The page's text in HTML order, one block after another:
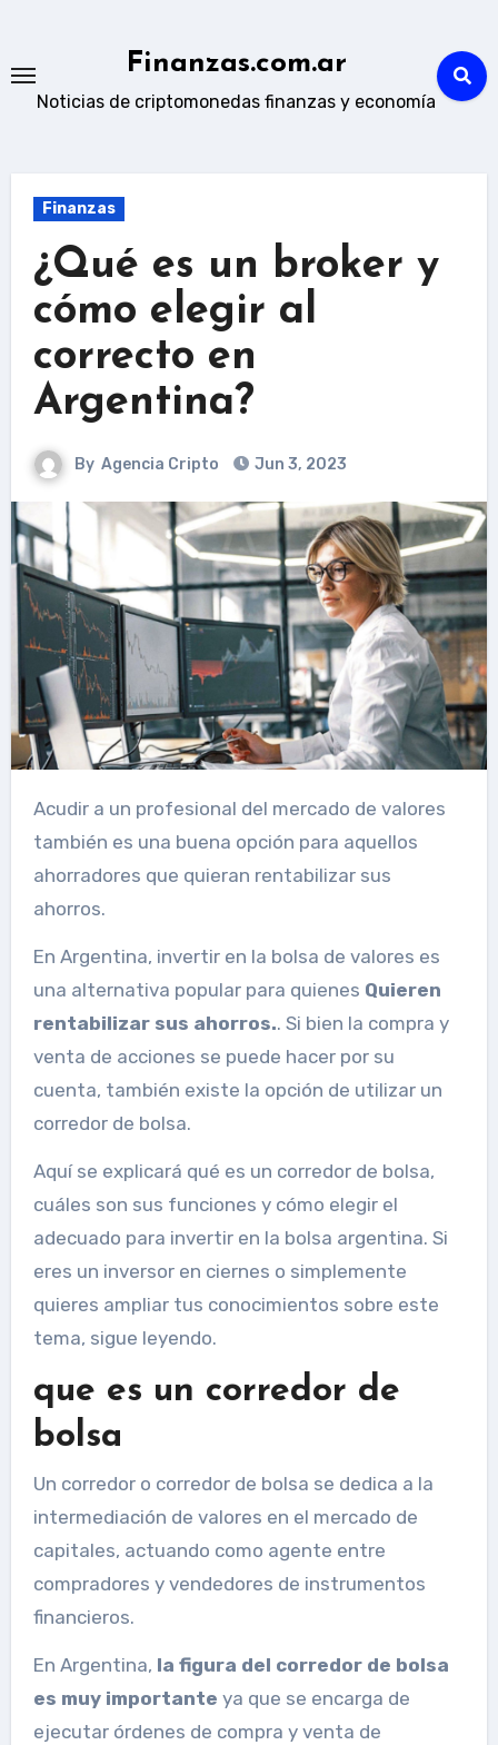
content
Finanzas.com.ar
Noticias de criptomonedas finanzas y economía
Finanzas
¿Qué es un broker y
cómo elegir al
correcto en
Argentina?
By Agencia Cripto Jun 3, 2023
Acudir a un profesional del mercado de valores
también es una buena opción para aquellos
ahorradores que quieran rentabilizar sus
ahorros.
En Argentina, invertir en la bolsa de valores es
una alternativa popular para quienes Quieren
rentabilizar sus ahorros.. Si bien la compra y
venta de acciones se puede hacer por su
cuenta, también existe la opción de utilizar un
corredor de bolsa.
Aquí se explicará qué es un corredor de bolsa,
cuáles son sus funciones y cómo elegir el
adecuado para invertir en la bolsa argentina. Si
eres un inversor en ciernes o simplemente
quieres ampliar tus conocimientos sobre este
tema, sigue leyendo.
que es un corredor de
bolsa
Un corredor o corredor de bolsa se dedica a la
intermediación de valores en el mercado de
capitales, actuando como agente entre
compradores y vendedores de instrumentos
financieros.
En Argentina, la figura del corredor de bolsa
es muy importante ya que se encarga de
ejecutar órdenes de compra y venta de